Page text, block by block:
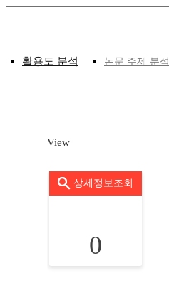
활용도 분석 논문 주제 분석
View
상세정보조회
0